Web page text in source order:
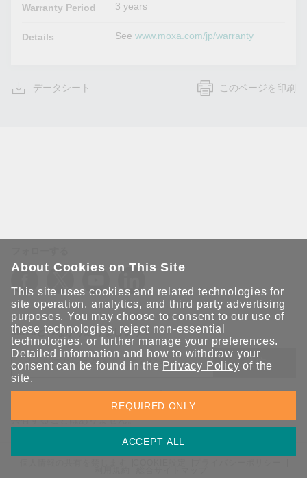
Warranty Period 3 years
Details Seewww.moxa.com/jp/warranty
データシート このページを印刷
Moxaとつながり続けましょう！
送信
Moxaソリューションの最新アップデートにサインアップしま
す。 Moxaではプライバシーを尊重しており、メールを他の人と
共有することはありません。
About Cookies on This Site
This site uses cookies and related technologies for
site operation, analytics, and third party advertising
purposes. You may choose to consent to our use of
these technologies, reject non-essential
technologies, or further manage your preferences.
Detailed information and how to withdraw your
consent can be found in the Privacy Policy of the
site.
ACCEPT ALL
REQUIRED ONLY